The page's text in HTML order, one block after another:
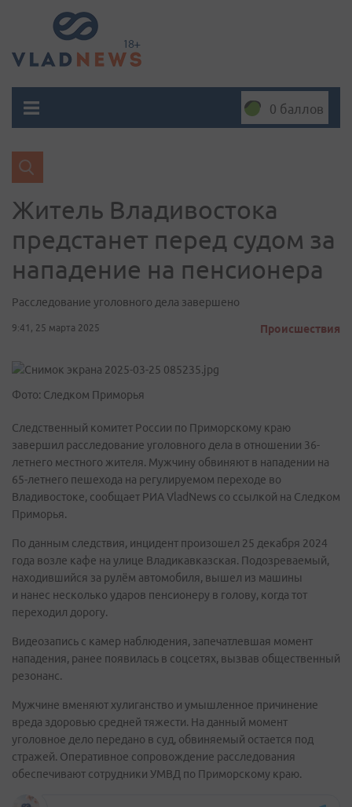
0 баллов
Житель Владивостока
предстанет перед судом за
нападение на пенсионера
Расследование уголовного дела завершено
9:41, 25 марта 2025 Происшествия
Фото: Следком Приморья
Следственный комитет России по Приморскому краю
завершил расследование уголовного дела в отношении 36-
летнего местного жителя. Мужчину обвиняют в нападении на
65-летнего пешехода на регулируемом переходе во
Владивостоке, сообщает РИА VladNews со ссылкой на Следком
Приморья.
По данным следствия, инцидент произошел 25 декабря 2024
года возле кафе на улице Владикавказская. Подозреваемый,
находившийся за рулём автомобиля, вышел из машины
и нанес несколько ударов пенсионеру в голову, когда тот
переходил дорогу.
Видеозапись с камер наблюдения, запечатлевшая момент
нападения, ранее появилась в соцсетях, вызвав общественный
резонанс.
Мужчине вменяют хулиганство и умышленное причинение
вреда здоровью средней тяжести. На данный момент
уголовное дело передано в суд, обвиняемый остается под
стражей. Оперативное сопровождение расследования
обеспечивают сотрудники УМВД по Приморскому краю.